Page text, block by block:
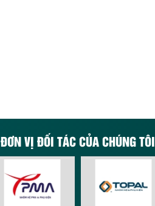
ĐƠN VỊ ĐỐI TÁC CỦA CHÚNG TÔI